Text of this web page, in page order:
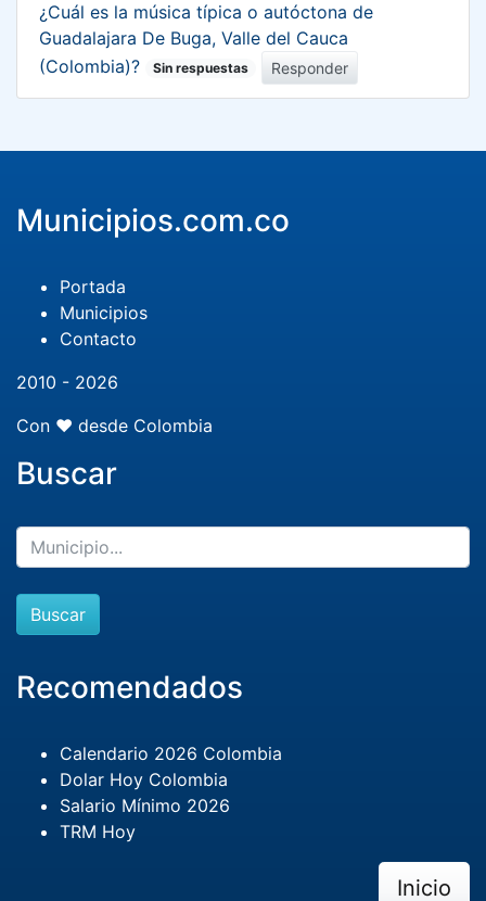
¿Cuál es la música típica o autóctona de
Guadalajara De Buga, Valle del Cauca
(Colombia)?
Sin respuestas Responder
Municipios.com.co
Portada
Municipios
Contacto
2010 - 2026
Con ❤️ desde Colombia
Buscar
Buscar
Recomendados
Calendario 2026 Colombia
Dolar Hoy Colombia
Salario Mínimo 2026
TRM Hoy
Inicio